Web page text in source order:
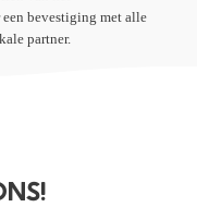
bevestiging met alle
partner.